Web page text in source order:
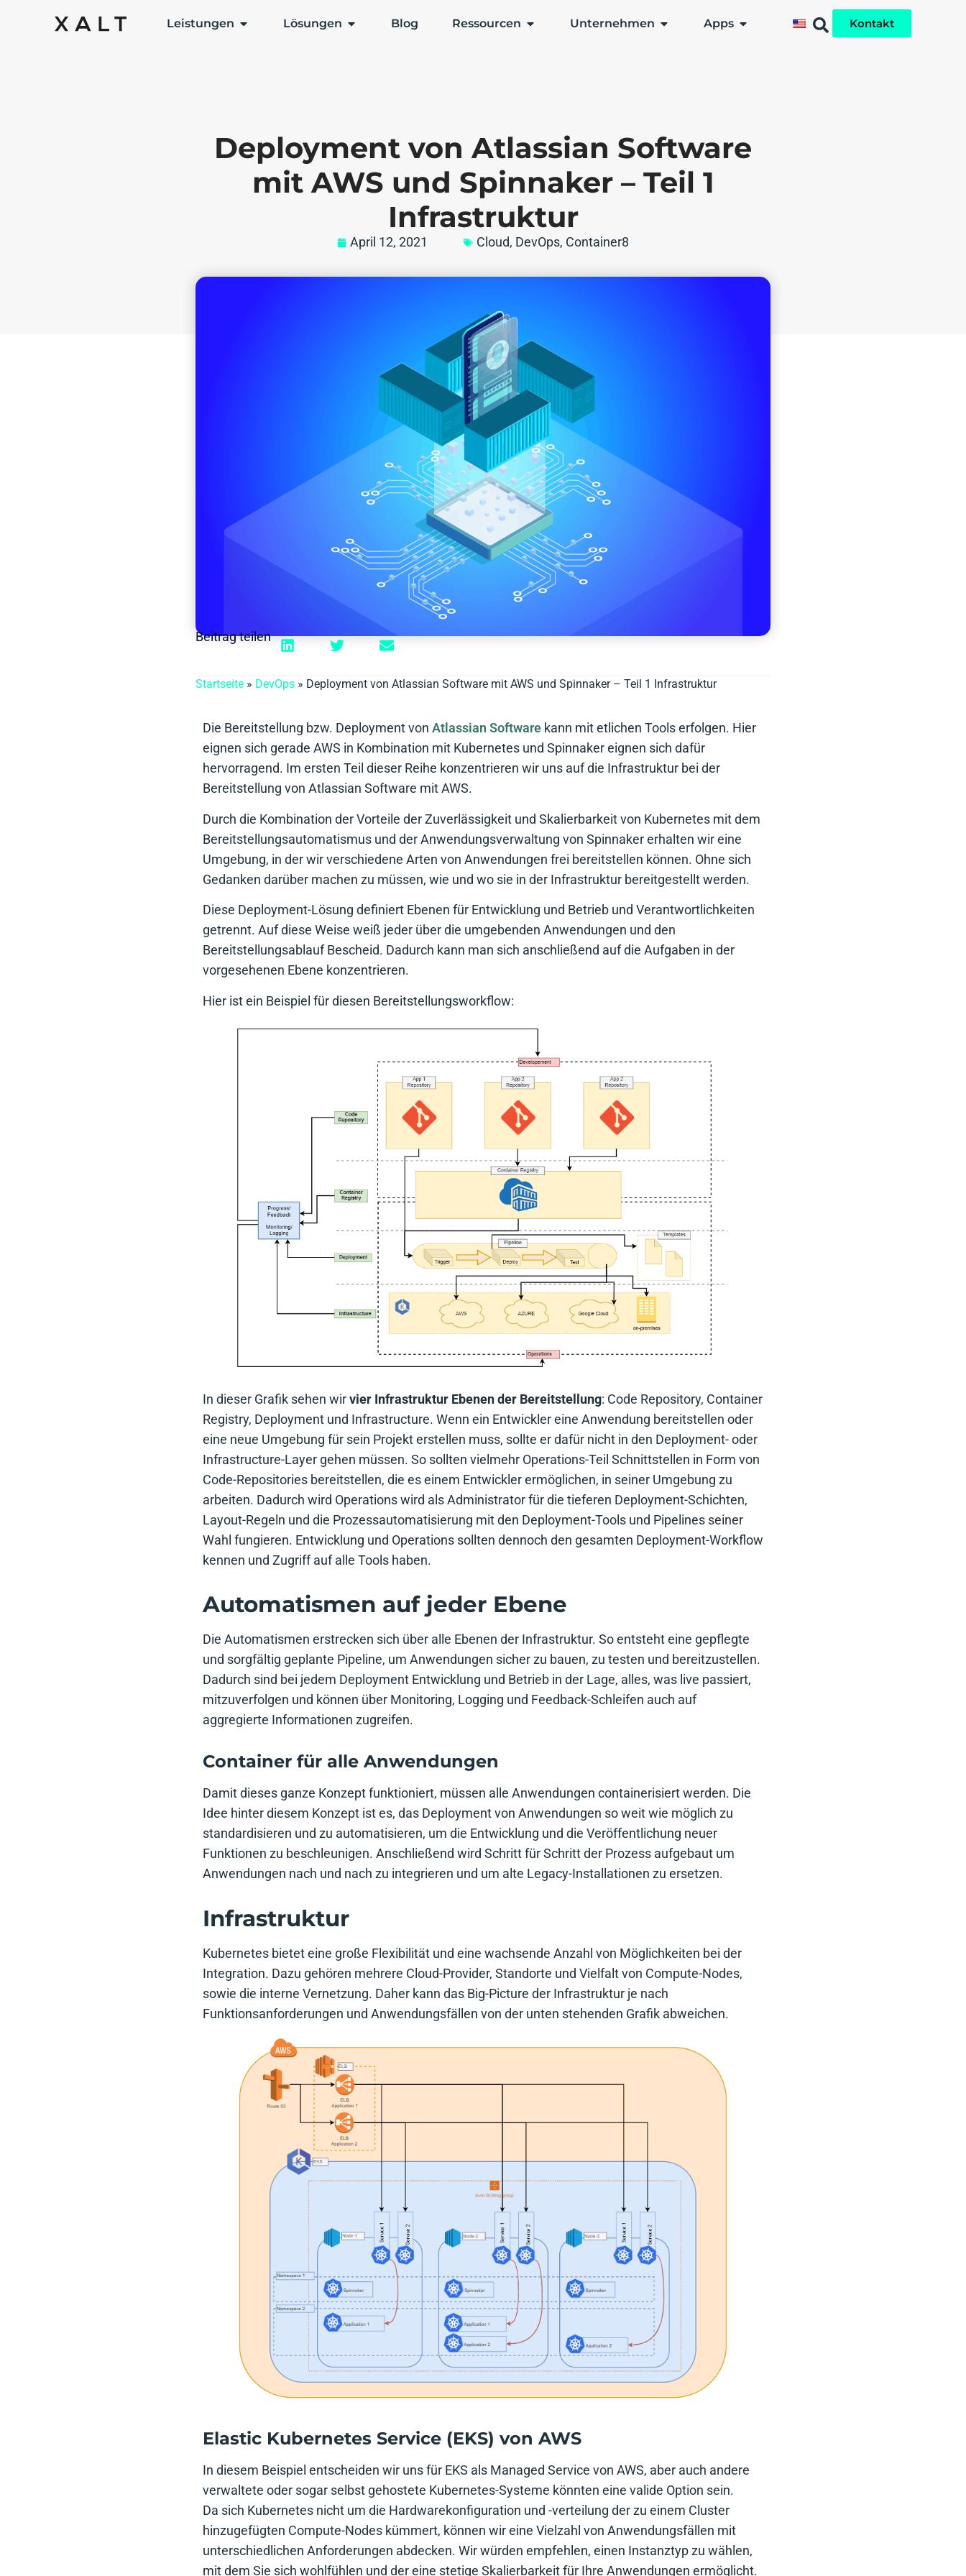
Leistungen Lösungen Blog Ressourcen Unternehmen Apps Kontakt
Deployment von Atlassian Software
mit AWS und Spinnaker – Teil 1
Infrastruktur
April 12, 2021 Cloud, DevOps, Container8
Beitrag teilen
Startseite » DevOps » Deployment von Atlassian Software mit AWS und Spinnaker – Teil 1 Infrastruktur
Die Bereitstellung bzw. Deployment von Atlassian Software kann mit etlichen Tools erfolgen. Hier
eignen sich gerade AWS in Kombination mit Kubernetes und Spinnaker eignen sich dafür
hervorragend. Im ersten Teil dieser Reihe konzentrieren wir uns auf die Infrastruktur bei der
Bereitstellung von Atlassian Software mit AWS.
Durch die Kombination der Vorteile der Zuverlässigkeit und Skalierbarkeit von Kubernetes mit dem
Bereitstellungsautomatismus und der Anwendungsverwaltung von Spinnaker erhalten wir eine
Umgebung, in der wir verschiedene Arten von Anwendungen frei bereitstellen können. Ohne sich
Gedanken darüber machen zu müssen, wie und wo sie in der Infrastruktur bereitgestellt werden.
Diese Deployment-Lösung definiert Ebenen für Entwicklung und Betrieb und Verantwortlichkeiten
getrennt. Auf diese Weise weiß jeder über die umgebenden Anwendungen und den
Bereitstellungsablauf Bescheid. Dadurch kann man sich anschließend auf die Aufgaben in der
vorgesehenen Ebene konzentrieren.
Hier ist ein Beispiel für diesen Bereitstellungsworkflow:
In dieser Grafik sehen wirvier Infrastruktur Ebenen der Bereitstellung: Code Repository, Container
Registry, Deployment und Infrastructure. Wenn ein Entwickler eine Anwendung bereitstellen oder
eine neue Umgebung für sein Projekt erstellen muss, sollte er dafür nicht in den Deployment- oder
Infrastructure-Layer gehen müssen. So sollten vielmehr Operations-Teil Schnittstellen in Form von
Code-Repositories bereitstellen, die es einem Entwickler ermöglichen, in seiner Umgebung zu
arbeiten. Dadurch wird Operations wird als Administrator für die tieferen Deployment-Schichten,
Layout-Regeln und die Prozessautomatisierung mit den Deployment-Tools und Pipelines seiner
Wahl fungieren. Entwicklung und Operations sollten dennoch den gesamten Deployment-Workflow
kennen und Zugriff auf alle Tools haben.
Automatismen auf jeder Ebene
Die Automatismen erstrecken sich über alle Ebenen der Infrastruktur. So entsteht eine gepflegte
und sorgfältig geplante Pipeline, um Anwendungen sicher zu bauen, zu testen und bereitzustellen.
Dadurch sind bei jedem Deployment Entwicklung und Betrieb in der Lage, alles, was live passiert,
mitzuverfolgen und können über Monitoring, Logging und Feedback-Schleifen auch auf
aggregierte Informationen zugreifen.
Container für alle Anwendungen
Damit dieses ganze Konzept funktioniert, müssen alle Anwendungen containerisiert werden. Die
Idee hinter diesem Konzept ist es, das Deployment von Anwendungen so weit wie möglich zu
standardisieren und zu automatisieren, um die Entwicklung und die Veröffentlichung neuer
Funktionen zu beschleunigen. Anschließend wird Schritt für Schritt der Prozess aufgebaut um
Anwendungen nach und nach zu integrieren und um alte Legacy-Installationen zu ersetzen.
Infrastruktur
Kubernetes bietet eine große Flexibilität und eine wachsende Anzahl von Möglichkeiten bei der
Integration. Dazu gehören mehrere Cloud-Provider, Standorte und Vielfalt von Compute-Nodes,
sowie die interne Vernetzung. Daher kann das Big-Picture der Infrastruktur je nach
Funktionsanforderungen und Anwendungsfällen von der unten stehenden Grafik abweichen.
Elastic Kubernetes Service (EKS) von AWS
In diesem Beispiel entscheiden wir uns für EKS als Managed Service von AWS, aber auch andere
verwaltete oder sogar selbst gehostete Kubernetes-Systeme könnten eine valide Option sein.
Da sich Kubernetes nicht um die Hardwarekonfiguration und -verteilung der zu einem Cluster
hinzugefügten Compute-Nodes kümmert, können wir eine Vielzahl von Anwendungsfällen mit
unterschiedlichen Anforderungen abdecken. Wir würden empfehlen, einen Instanztyp zu wählen,
mit dem Sie sich wohlfühlen und der eine stetige Skalierbarkeit für Ihre Anwendungen ermöglicht.